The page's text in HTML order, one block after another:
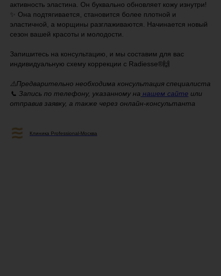
активность эластина. Он буквально обновляет кожу изнутри!
✨ Она подтягивается, становится более плотной и
эластичной, а морщины разглаживаются. Начинается новый
сезон вашей красоты и молодости.
Запишитесь на консультацию, и мы составим для вас
индивидуальную схему коррекции с Radiesse®🙌
⚠️Предварительно необходима консультация специалиста
📞 Запись по телефону, указанному на нашем сайте или
отправив заявку, а также через онлайн-консультанта
Клиника Professional-Москва